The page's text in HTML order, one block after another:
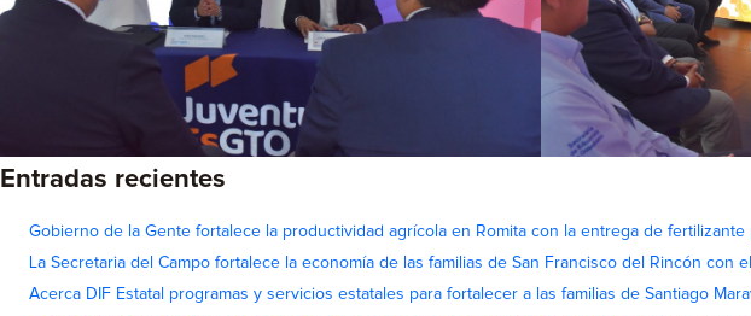
Entradas recientes
Gobierno de la Gente fortalece la productividad agrícola en Romita con la entrega de fertilizante
La Secretaria del Campo fortalece la economía de las familias de San Francisco del Rincón con
Acerca DIF Estatal programas y servicios estatales para fortalecer a las familias de Santiago